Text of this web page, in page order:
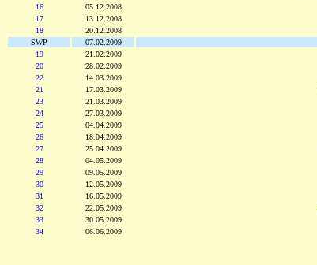
16
05.12.2008
17
13.12.2008
18
20.12.2008
SWP
07.02.2009
19
21.02.2009
20
28.02.2009
22
14.03.2009
21
17.03.2009
23
21.03.2009
24
27.03.2009
25
04.04.2009
26
18.04.2009
27
25.04.2009
28
04.05.2009
29
09.05.2009
30
12.05.2009
31
16.05.2009
32
22.05.2009
33
30.05.2009
34
06.06.2009